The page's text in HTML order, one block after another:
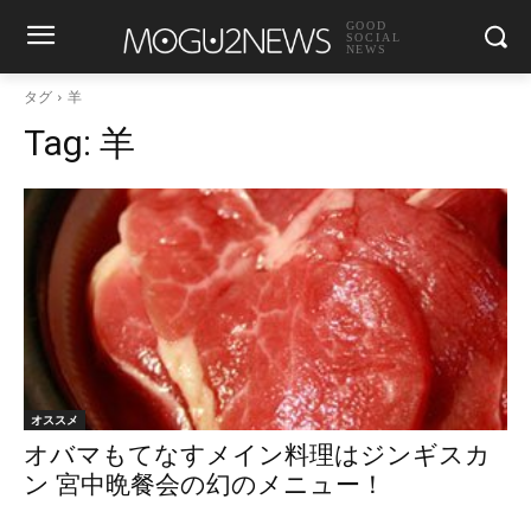
GOOD
SOCIAL
NEWS
タグ 羊
Tag: 羊
オススメ
オバマもてなすメイン料理はジンギスカ
ン 宮中晩餐会の幻のメニュー！